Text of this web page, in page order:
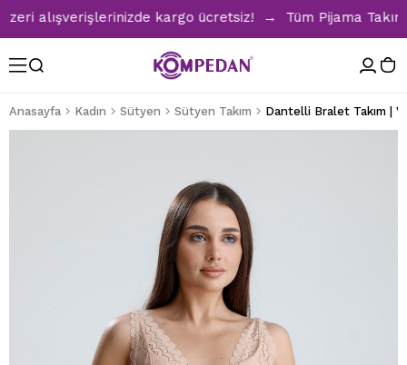
alışverişlerinizde kargo ücretsiz! → Tüm Pijama
Anasayfa Kadın Sütyen Sütyen Takım Dantelli Bralet Takım |